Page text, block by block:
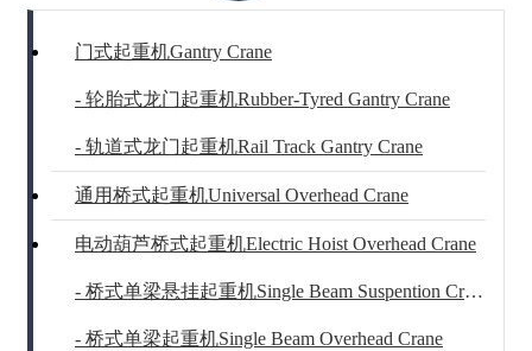
门式起重机Gantry Crane
- 轮胎式龙门起重机Rubber-Tyred Gantry Crane
- 轨道式龙门起重机Rail Track Gantry Crane
通用桥式起重机Universal Overhead Crane
电动葫芦桥式起重机Electric Hoist Overhead Crane
- 桥式单梁悬挂起重机Single Beam Suspention Crane
- 桥式单梁起重机Single Beam Overhead Crane